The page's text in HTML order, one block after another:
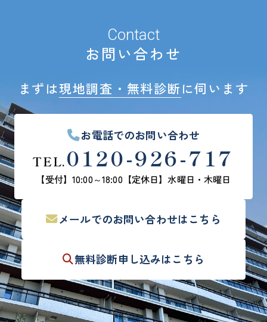
Contact
お問い合わせ
まずは現地調査・無料診断 に伺います
お電話でのお問い合わせ
TEL.0120-926-717
【受付】10:00～18:00 【定休日】水曜日・木曜日
メールでのお問い合わせはこちら
無料診断申し込みはこちら